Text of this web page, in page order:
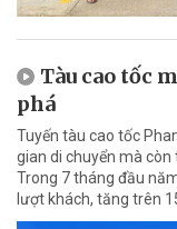
Tàu cao tốc
phá
Tuyến tàu cao tốc
gian di chuyển mà còn
Trong 7 tháng đầu
lượt khách, tăng trên